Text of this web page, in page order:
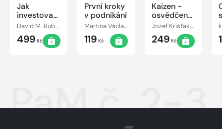
Jak
investovat:
Rozhovory
s mistry
oboru
David M. Rubenstein
499 Kč
První kroky
v podnikání
Martina Václavíková
119 Kč
Kaizen -
osvědčená
praxe
českých a
slovenských
podniků
Jozef Krišťak, Ľudovít Boledovič, Miroslav Marek, Ján Košturiak
249 Kč
PaM č. 2-